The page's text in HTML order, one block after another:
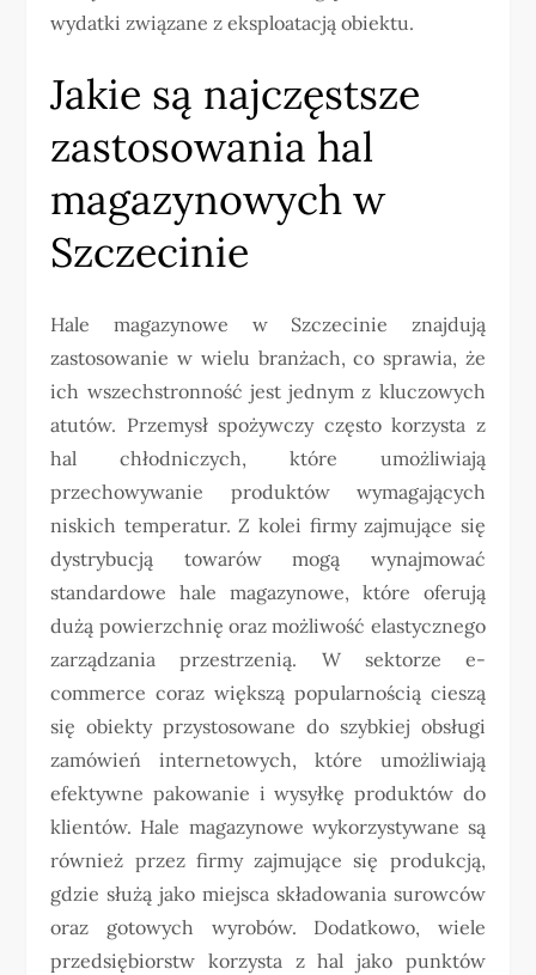
wydatki związane z eksploatacją obiektu.
Jakie są najczęstsze
zastosowania hal
magazynowych w
Szczecinie
Hale magazynowe w Szczecinie znajdują
zastosowanie w wielu branżach, co sprawia, że
ich wszechstronność jest jednym z kluczowych
atutów. Przemysł spożywczy często korzysta z
hal chłodniczych, które umożliwiają
przechowywanie produktów wymagających
niskich temperatur. Z kolei firmy zajmujące się
dystrybucją towarów mogą wynajmować
standardowe hale magazynowe, które oferują
dużą powierzchnię oraz możliwość elastycznego
zarządzania przestrzenią. W sektorze e-
commerce coraz większą popularnością cieszą
się obiekty przystosowane do szybkiej obsługi
zamówień internetowych, które umożliwiają
efektywne pakowanie i wysyłkę produktów do
klientów. Hale magazynowe wykorzystywane są
również przez firmy zajmujące się produkcją,
gdzie służą jako miejsca składowania surowców
oraz gotowych wyrobów. Dodatkowo, wiele
przedsiębiorstw korzysta z hal jako punktów